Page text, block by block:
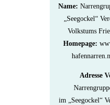
Name:
„Seegockel“
Volkstums
Homepage:
Adresse
im „Seegockel“